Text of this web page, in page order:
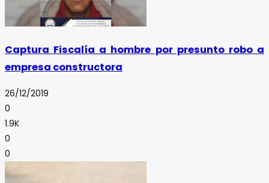
Captura Fiscalía a hombre por presunto robo a
empresa constructora
26/12/2019
0
1.9K
0
0